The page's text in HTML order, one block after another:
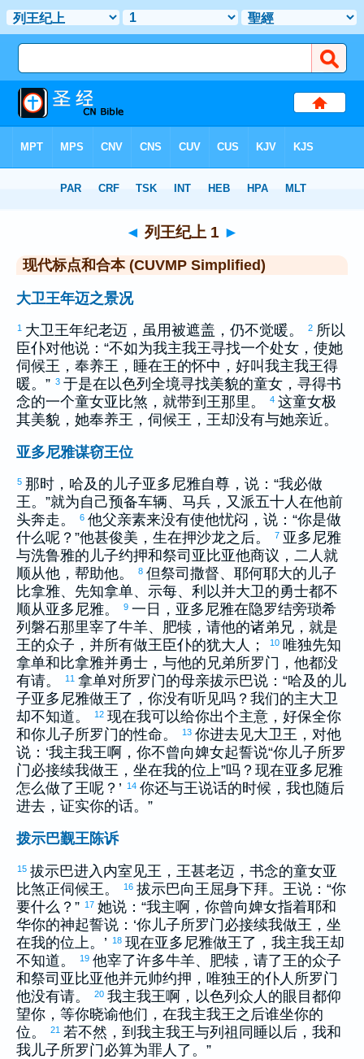
> 列王纪上 1
◄ 列王纪上 1 ►
现代标点和合本 (CUVMP Simplified)
大卫王年迈之景况
1 大卫王年纪老迈，虽用被遮盖，仍不觉暖。 2 所以
臣仆对他说：“不如为我主我王寻找一个处女，使她
伺候王，奉养王，睡在王的怀中，好叫我主我王得
暖。” 3 于是在以色列 全境寻找美貌的童女，寻得书
念的一个童女亚比煞 ，就带到王那里。 4 这童女极
其美貌，她奉养王，伺候王，王却没有与她亲近。
亚多尼雅谋窃王位
5 那时， 哈及 的儿子亚多尼雅自尊，说：“我必做
王。”就为自己预备车辆、马兵，又派五十人在他前
头奔走。
6 他父亲素来没有使他忧闷，说：“你是做
什么呢？”他甚俊美，生在押沙龙之后。 7 亚多尼雅
与洗鲁雅的儿子约押和祭司 亚比亚他商议，二人就
顺从他，帮助他。
8 但祭司 撒督、 耶何耶大的儿子
比拿雅、先知拿单、 示每、 利以并大卫的勇士都不
顺从亚多尼雅。 9 一日， 亚多尼雅在 隐罗结旁琐希
列 磐石那里宰了牛羊、肥犊，请他的诸弟兄，就是
王的众子，并所有做王臣仆的犹大 人； 10 唯独先知
拿单和 比拿雅并勇士，与他的兄弟所罗门 ，他都没
有请。
11 拿单对所罗门 的母亲拔示巴说：“哈及 的儿
子亚多尼雅做王了，你没有听见吗？我们的主大卫
却不知道。
12 现在我可以给你出个主意，好保全你
和你儿子所罗门 的性命。 13 你进去见大卫王，对他
说：‘我主我王啊，你不曾向婢女起誓说“你儿子所罗
门 必接续我做王，坐在我的位上”吗？现在亚多尼雅
怎么做了王呢？’
14 你还与王说话的时候，我也随后
进去，证实你的话。”
拨示巴觐王陈诉
15 拔示巴进入内室见王，王甚老迈， 书念的童女亚
比煞正伺候王。 16 拔示巴向王屈身下拜。王说：“你
要什么？” 17 她说：“我主啊，你曾向婢女指着耶和
华你的神起誓说：‘你儿子所罗门必接续我做王，坐
在我的位上。’
18 现在亚多尼雅做王了，我主我王却
不知道。
19 他宰了许多牛羊、肥犊，请了王的众子
和祭司 亚比亚他并元帅约押 ，唯独王的仆人 所罗门
他没有请。
20 我主我王啊， 以色列 众人的眼目都仰
望你，等你晓谕他们，在我主我王之后谁坐你的
位。
21 若不然，到我主我王与列祖同睡以后，我和
我儿子所罗门必算为罪人了。”